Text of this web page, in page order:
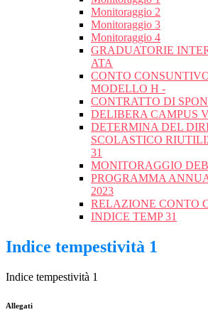
Monitoraggio 2
Monitoraggio 3
Monitoraggio 4
GRADUATORIE
ATA
CONTO
MODELLO H -
CONTRATTO DI
DELIBERA CAMPUS
DETERMINA DEL
SCOLASTICO
31
MONITORAGGIO DEB
PROGRAMMA
2023
RELAZIONE CONTO
INDICE TEMP 31
Indice tempestività 1
Indice tempestività 1
Allegati